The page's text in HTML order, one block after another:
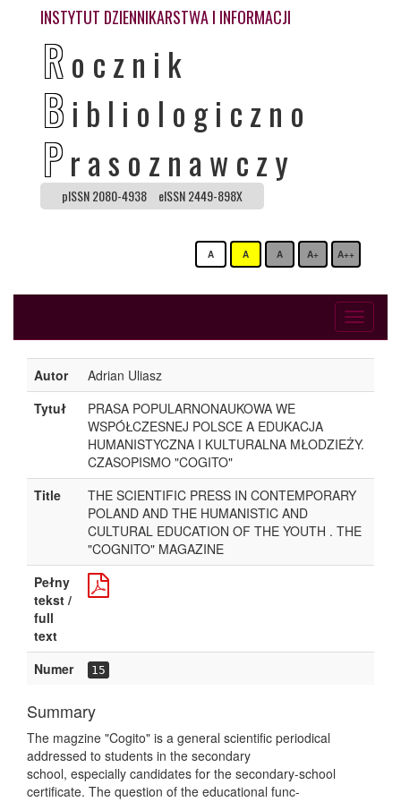
INSTYTUT DZIENNIKARSTWA I INFORMACJI
Rocznik
B ibliologiczno
Prasoznawczy
pISSN 2080-4938 eISSN 2449-898X
A A A A+ A++
Toggle
Autor
Adrian Uliasz
Tytuł
PRASA POPULARNONAUKOWA WE
WSPÓŁCZESNEJ POLSCE A EDUKACJA
HUMANISTYCZNA I KULTURALNA MŁODZIEŻY.
CZASOPISMO "COGITO"
Title
THE SCIENTIFIC PRESS IN CONTEMPORARY
POLAND AND THE HUMANISTIC AND
CULTURAL EDUCATION OF THE YOUTH . THE
"COGNITO" MAGAZINE
Pełny
tekst /
full
text
Numer
15
Summary
The magzine "Cogito" is a general scientific periodical
addressed to students in the secondary
school, especially candidates for the secondary-school
certificate. The question of the educational func-